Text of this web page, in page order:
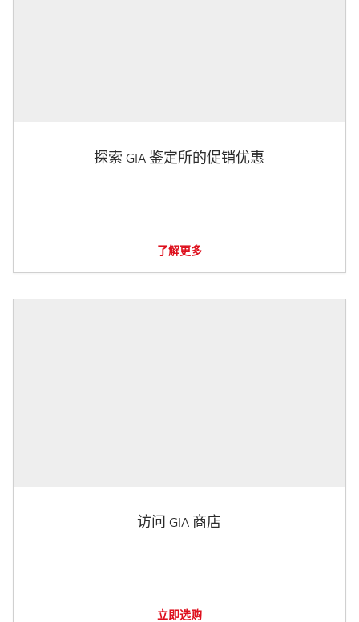
探索 GIA 鉴定所的促销优惠
了解更多
访问 GIA 商店
立即选购